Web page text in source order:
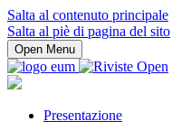
Salta al contenuto principale
Salta al piè di pagina del sito
Open Menu
Presentazione